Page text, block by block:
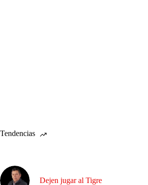
Tendencias
Dejen jugar al Tigre